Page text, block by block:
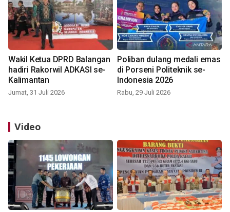
Wakil Ketua DPRD Balangan
hadiri Rakorwil ADKASI se-
Kalimantan
Jumat, 31 Juli 2026
Poliban dulang medali emas
di Porseni Politeknik se-
Indonesia 2026
Rabu, 29 Juli 2026
Video